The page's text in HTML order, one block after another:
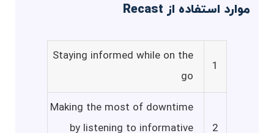
موارد استفاده از Recast
1
Staying informed while on the
go
2
Making the most of downtime
by listening to informative